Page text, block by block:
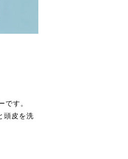
す。
頭皮を洗